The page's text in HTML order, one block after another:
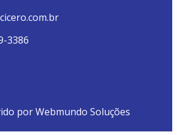
3386
por Webmundo Soluções